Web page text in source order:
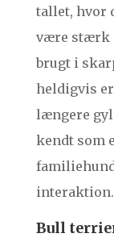
tallet, hvor
være stærk
brugt i
heldigvis
længere
kendt som
interaktion.
Bull